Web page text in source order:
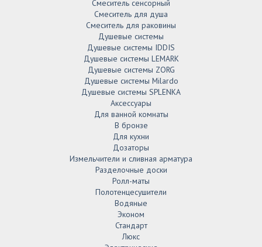
Смеситель сенсорный
Смеситель для душа
Смеситель для раковины
Душевые системы
Душевые системы IDDIS
Душевые системы LEMARK
Душевые системы ZORG
Душевые системы Milardo
Душевые системы SPLENKA
Аксессуары
Для ванной комнаты
В бронзе
Для кухни
Дозаторы
Измельчители и сливная арматура
Разделочные доски
Ролл-маты
Полотенцесушители
Водяные
Эконом
Стандарт
Люкс